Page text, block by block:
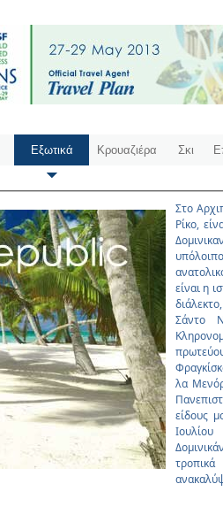
Εξωτικά Κρουαζιέρα Σκι
Στο
Ρίκο,
είναι η
Σάντο
λα
είδους